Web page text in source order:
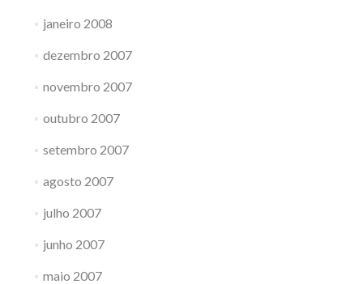
janeiro 2008
dezembro 2007
novembro 2007
outubro 2007
setembro 2007
agosto 2007
julho 2007
junho 2007
maio 2007